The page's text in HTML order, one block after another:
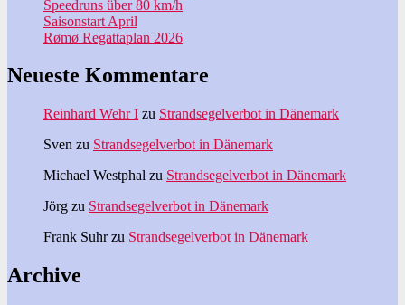
Speedruns über 80 km/h
Saisonstart April
Rømø Regattaplan 2026
Neueste Kommentare
Reinhard Wehr I zu Strandsegelverbot in Dänemark
Sven zu Strandsegelverbot in Dänemark
Michael Westphal zu Strandsegelverbot in Dänemark
Jörg zu Strandsegelverbot in Dänemark
Frank Suhrzu Strandsegelverbot in Dänemark
Archive